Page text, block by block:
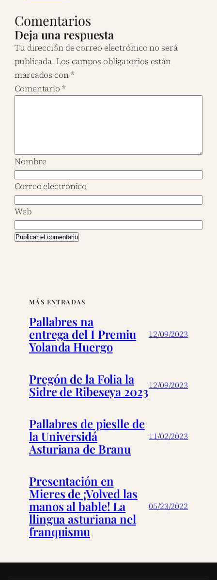
Comentarios
Deja una respuesta
Tu dirección de correo electrónico no será
publicada. Los campos obligatorios están
marcados con*
Comentario *
Nombre
Correo electrónico
Web
MÁS ENTRADAS
Pallabres na
entrega del I Premiu
Yolanda Huergo
12/09/2023
Pregón de la Folia la
Sidre de Ribeseya 202312/09/2023
Pallabres de pieslle de
la Universidá
Asturiana de Branu
11/02/2023
Presentación en
Mieres de ¡Volved las
manos al bable! La
llingua asturiana nel
franquismu
05/23/2022